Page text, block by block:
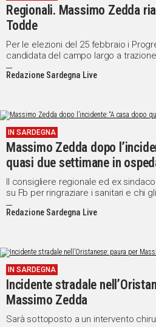
Regionali. Massimo Zedda
Todde
Per le elezioni del 25 febbraio i
candidata del campo largo a
Redazione Sardegna Live
IN SARDEGNA
Massimo Zedda dopo
quasi due settimane in
Il consigliere regionale ed ex
su Fb per ringraziare i sanitari e chi
giorni
Redazione Sardegna Live
IN SARDEGNA
Incidente stradale
Massimo Zedda
Sarà sottoposto a un intervento